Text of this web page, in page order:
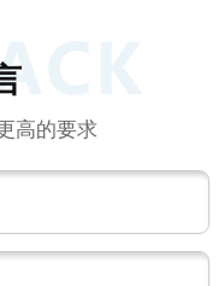
高的要求